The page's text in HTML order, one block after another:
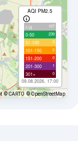
AQI PM2.5
с/д 107
0-50 239
51-100 3
101-150 0
151-200 0
201-300 1
301+ 0
09.08.2026, 17:00
© CARTO © OpenStreetMap